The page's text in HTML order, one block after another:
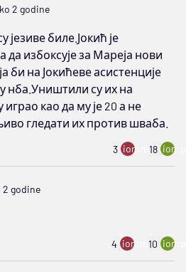
2 godine
језиве биле.Јокић је
да избоксује за Мареја нови
би на Јокићеве асистенције
нба.Уништили су их на
као да му је 20 а не
гледати их против шваба.
3 ion:minus
18
2 godine
4 ion:minus
10